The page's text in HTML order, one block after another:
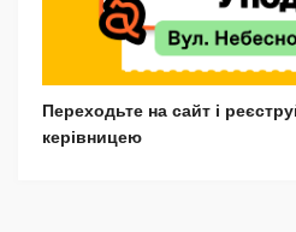
Переходьте на сайт і
керівницею